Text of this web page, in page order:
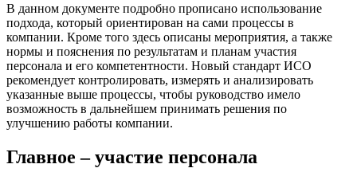
В данном документе подробно прописано использование
подхода, который ориентирован на сами процессы в
компании. Кроме того здесь описаны мероприятия, а также
нормы и пояснения по результатам и планам участия
персонала и его компетентности. Новый стандарт ИСО
рекомендует контролировать, измерять и анализировать
указанные выше процессы, чтобы руководство имело
возможность в дальнейшем принимать решения по
улучшению работы компании.
Главное – участие персонала